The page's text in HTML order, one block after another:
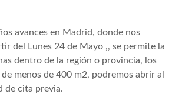
avances en Madrid, donde nos
del Lunes 24 de Mayo ,, se permite la
dentro de la región o provincia, los
menos de 400 m2, podremos abrir al
de cita previa.